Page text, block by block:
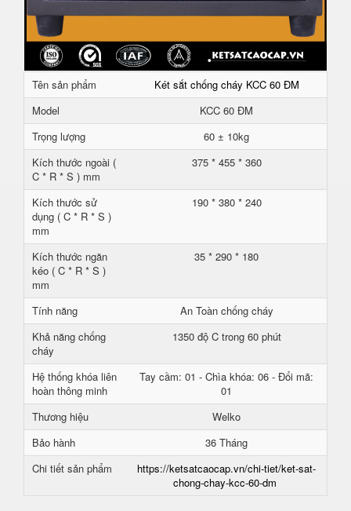
Tên sản phẩm
Két sắt chống cháy KCC 60 ĐM
Model
KCC 60 ĐM
Trọng lượng
60 ± 10kg
Kích thước ngoài (
C * R * S ) mm
375 * 455 * 360
Kích thước sử
dụng ( C * R * S )
mm
190 * 380 * 240
Kích thước ngăn
kéo ( C * R * S )
mm
35 * 290 * 180
Tính năng
An Toàn chống cháy
Khả năng chống
cháy
1350 độ C trong 60 phút
Hệ thống khóa liên
hoàn thông minh
Tay cầm: 01 - Chìa khóa: 06 - Đổi mã:
01
Thương hiệu
Welko
Bảo hành
36 Tháng
Chi tiết sản phẩm
https://ketsatcaocap.vn/chi-tiet/ket-sat-
chong-chay-kcc-60-dm